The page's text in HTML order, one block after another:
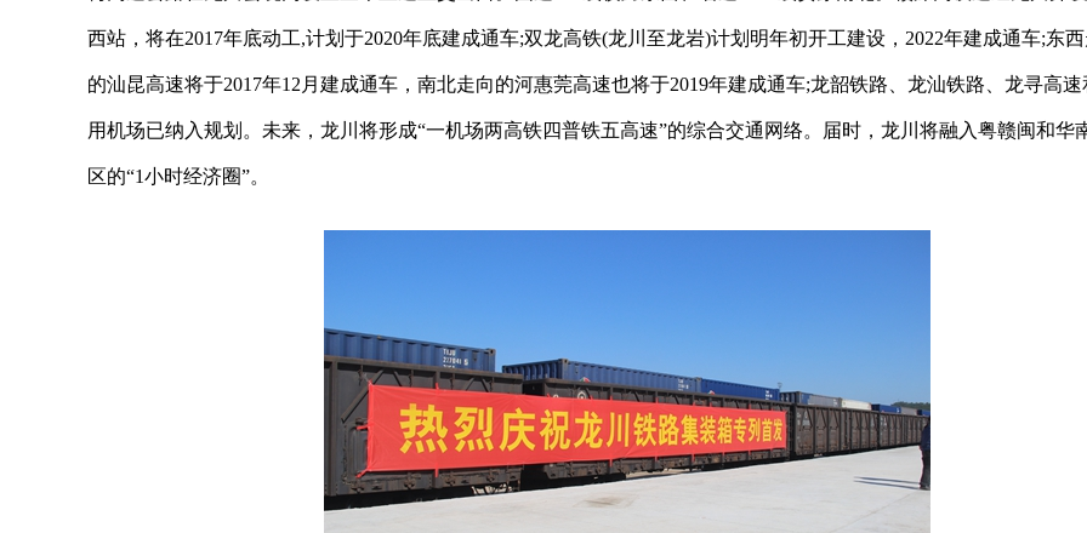
西站，将在2017年底动工,计划于2020年底建成通车;双龙高铁(龙川至龙岩)计划明年初开工建设，2022年建成通车;东西
的汕昆高速将于2017年12月建成通车，南北走向的河惠莞高速也将于2019年建成通车;龙韶铁路、龙汕铁路、龙寻高速
用机场已纳入规划。未来，龙川将形成“一机场两高铁四普铁五高速”的综合交通网络。届时，龙川将融入粤赣闽和华
区的“1小时经济圈”。